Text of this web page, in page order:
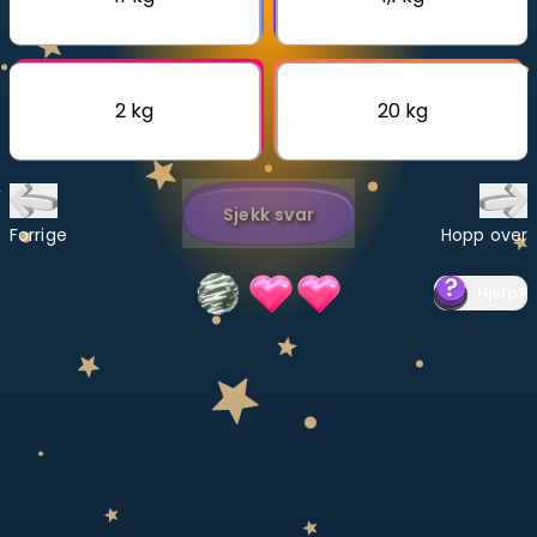
Bestill privatundervisning
Velg læreplan
Logg inn
2 kg 20 kg
Forrige
Sjekk svar
Hopp over
?